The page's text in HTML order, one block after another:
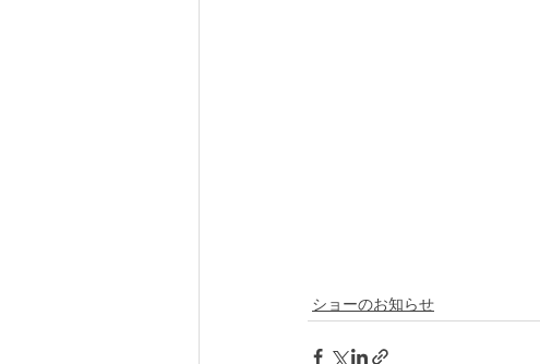
ショーのお知らせ